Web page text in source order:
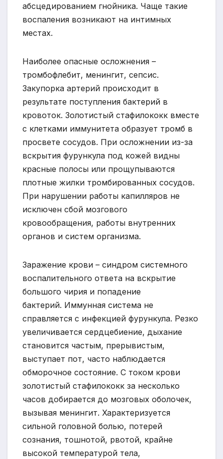
абсцедированием гнойника. Чаще такие
воспаления возникают на интимных
местах.
Наиболее опасные осложнения –
тромбофлебит, менингит, сепсис.
Закупорка артерий происходит в
результате поступления бактерий в
кровоток. Золотистый стафилококк вместе
с клетками иммунитета образует тромб в
просвете сосудов. При осложнении из-за
вскрытия фурункула под кожей видны
красные полосы или прощупываются
плотные жилки тромбированных сосудов.
При нарушении работы капилляров не
исключен сбой мозгового
кровообращения, работы внутренних
органов и систем организма.
Заражение крови – синдром системного
воспалительного ответа на вскрытие
большого чирия и попадение
бактерий. Иммунная система не
справляется с инфекцией фурункула. Резко
увеличивается сердцебиение, дыхание
становится частым, прерывистым,
выступает пот, часто наблюдается
обморочное состояние. С током крови
золотистый стафилококк за несколько
часов добирается до мозговых оболочек,
вызывая менингит. Характеризуется
сильной головной болью, потерей
сознания, тошнотой, рвотой, крайне
высокой температурой тела,